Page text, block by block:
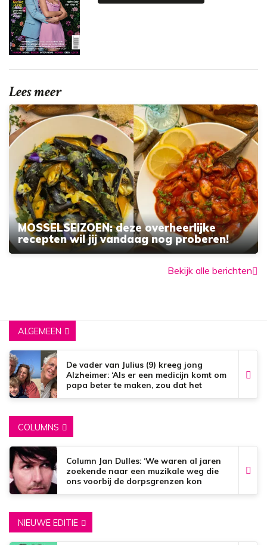
Lees meer
MOSSELSEIZOEN: deze overheerlijke
recepten wil jij vandaag nog proberen!
Bekijk alle berichten
ALGEMEEN
De vader van Julius (9) kreeg jong
Alzheimer: ‘Als er een medicijn komt om
papa beter te maken, zou dat het
COLUMNS
Column Jan Dulles: ‘We waren al jaren
zoekende naar een muzikale weg die
ons voorbij de dorpsgrenzen kon
NIEUWE EDITIE